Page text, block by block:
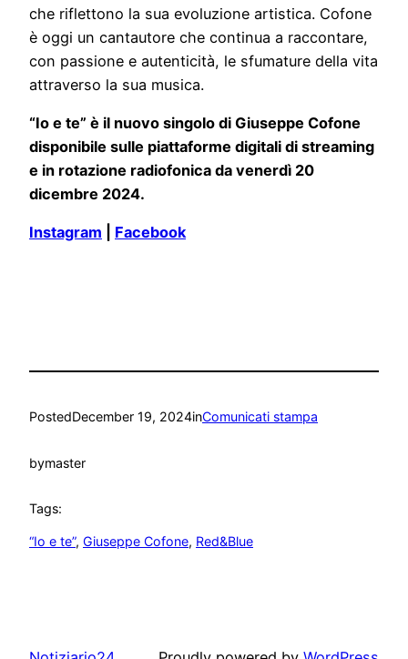
che riflettono la sua evoluzione artistica. Cofone
è oggi un cantautore che continua a raccontare,
con passione e autenticità, le sfumature della vita
attraverso la sua musica.
“Io e te” è il nuovo singolo di Giuseppe Cofone
disponibile sulle piattaforme digitali di streaming
e in rotazione radiofonica da venerdì 20
dicembre 2024.
Instagram Facebook
PostedDecember 19, 2024inComunicati stampa
bymaster
Tags:
“Io e te”, Giuseppe Cofone, Red&Blue